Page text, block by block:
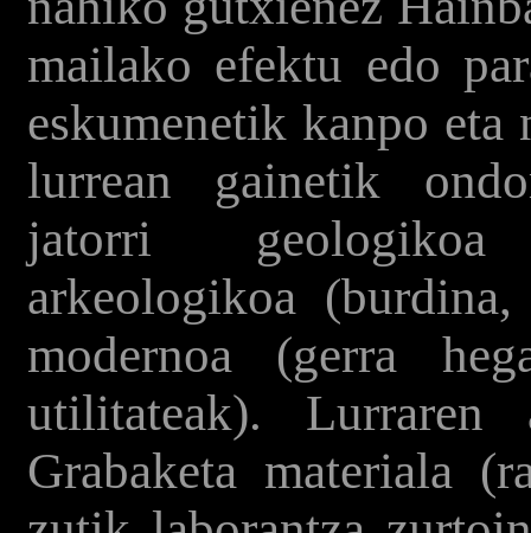
mailako efektu edo
eskumenetik kanpo eta
lurrean gainetik
jatorri
arkeologikoa
modernoa (gerra
utilitateak).
Grabaketa materiala